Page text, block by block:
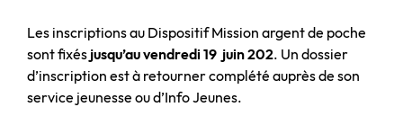
Les inscriptions au Dispositif Mission argent de poche
sont fixés jusqu’au vendredi 19 juin 202. Un dossier
d’inscription est à retourner complété auprès de son
service jeunesse ou d’Info Jeunes.